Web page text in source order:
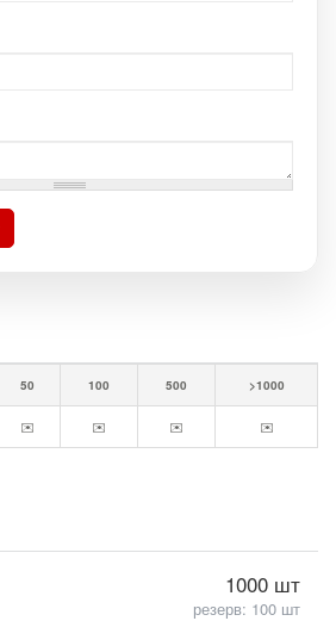
50 100 500 >1000
✉️ ✉️ ✉️ ✉️
1000 шт
резерв: 100 шт